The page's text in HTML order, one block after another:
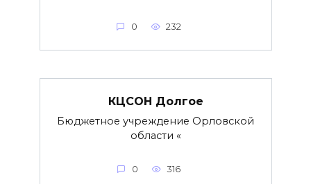
0 232
КЦСОН Долгое
Бюджетное учреждение Орловской
области «
0 316